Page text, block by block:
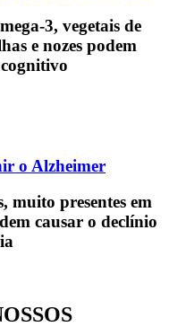
3, vegetais de
e nozes podem
o Alzheimer
muito presentes em
causar o declínio